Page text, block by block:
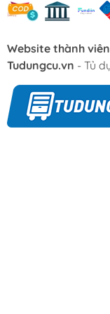
Website thành viên
Tudungcu.vn - Tủ